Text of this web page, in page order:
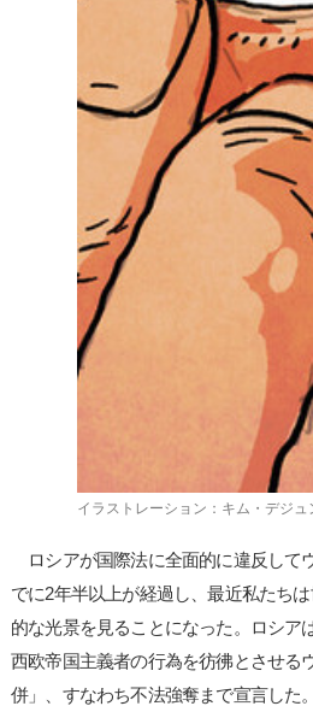
イラストレーション：キム・デジュ
ロシアが国際法に全面的に違反して
でに2年半以上が経過し、最近私たち
的な光景を見ることになった。ロシア
西欧帝国主義者の行為を彷彿とさせる
併」、すなわち不法強奪まで宣言した